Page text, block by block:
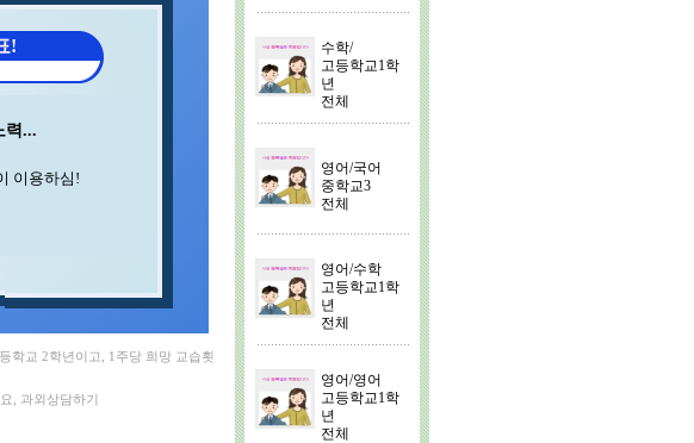
수학
영어
회화
어
!
력...
이용하심!
학교 2학년이고, 1주당 희망 교습횟
, 과외상담하기
수학/
고등학교1학
년
전체
영어/국어
중학교3
전체
영어/수학
고등학교1학
년
전체
영어/영어
고등학교1학
년
전체